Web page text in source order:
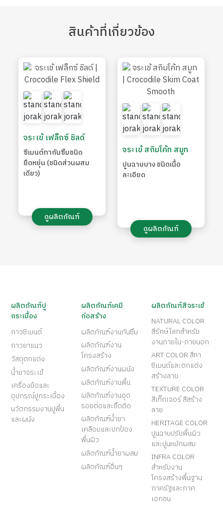
สินค้าที่เกี่ยวข้อง
จระเข้ เฟล็กซ์ ชิลด์
ซีเมนต์ทากันซึมชนิด
ยืดหยุ่น (ชนิดส่วนผสม
เดียว)
ดูผลิตภัณฑ์
จระเข้ สกิมโค้ท สมูท
ปูนฉาบบาง ชนิดเนื้อ
ละเอียด
ดูผลิตภัณฑ์
ผลิตภัณฑ์ปู
กระเบื้อง
กาวซีเมนต์
กาวยาแนว
วัสดุตกแต่ง
น้ำยาจระเข้
เครื่องมือและ
อุปกรณ์ปูกระเบื้อง
นวัตกรรมงานปูพื้น
และผนัง
ผลิตภัณฑ์เคมี
ก่อสร้าง
ผลิตภัณฑ์งานกันซึม
ผลิตภัณฑ์งาน
โครงสร้าง
ผลิตภัณฑ์งานผนัง
ผลิตภัณฑ์งานพื้น
ผลิตภัณฑ์งานอุด
รอยต่อและยึดติด
ผลิตภัณฑ์น้ำยา
เคลือบและปกป้อง
พื้นผิว
ผลิตภัณฑ์น้ำยาผสม
ผลิตภัณฑ์อื่นๆ
ผลิตภัณฑ์สีจระเข้
NATURAL COLOR
สีรักษ์โลกสำหรับ
งานภายใน-ภายนอก
ART COLOR สีทา
ซีเมนต์และตกแต่ง
สร้างลาย
TEXTURE COLOR
สีเท็กเจอร์ สีสร้าง
ลาย
HERITAGE COLOR
ปูนฉาบปรับพื้นผิว
และปูนหมักผสม
INFRA COLOR
สำหรับงาน
โครงสร้างพื้นฐาน
ภาครัฐและภาค
เอกชน